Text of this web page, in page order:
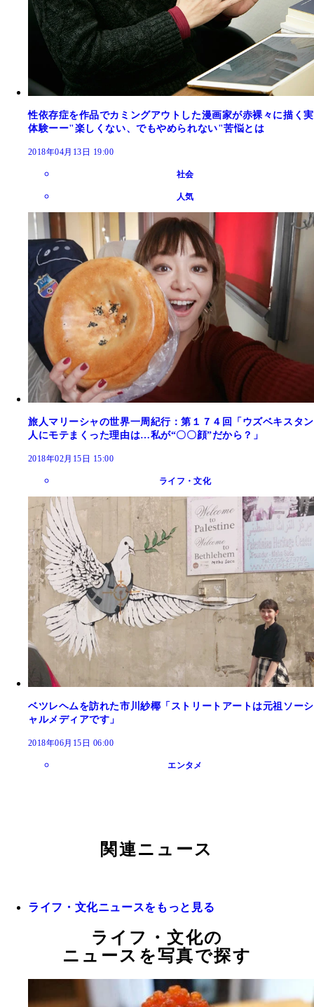
性依存症を作品でカミングアウトした漫画家が赤裸々に描く実
体験ーー"楽しくない、でもやめられない"苦悩とは
2018年04月13日 19:00
社会
人気
旅人マリーシャの世界一周紀行：第１７４回「ウズベキスタン
人にモテまくった理由は…私が“〇〇顔”だから？」
2018年02月15日 15:00
ライフ・文化
ベツレヘムを訪れた市川紗椰「ストリートアートは元祖ソーシ
ャルメディアです」
2018年06月15日 06:00
エンタメ
関連ニュース
ライフ・文化ニュースをもっと見る
ライフ・文化の
ニュースを写真で探す